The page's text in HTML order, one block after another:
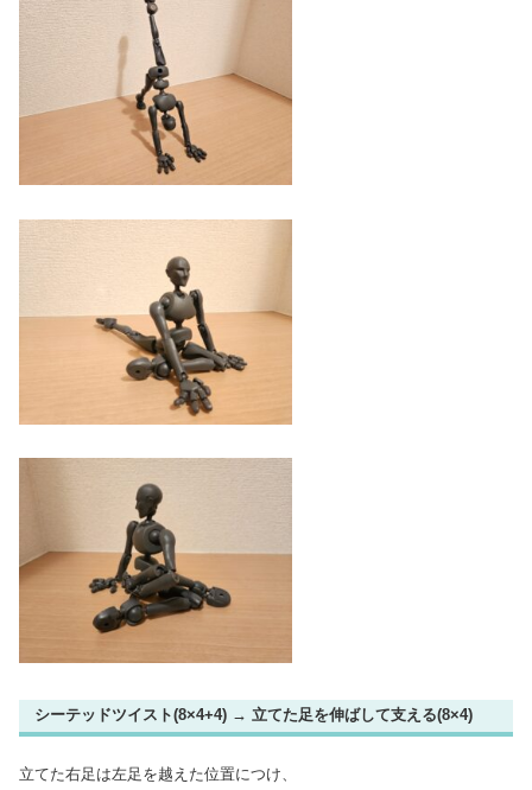
シーテッドツイスト(8×4+4) → 立てた足を伸ばして支える(8×4)
立てた右足は左足を越えた位置につけ、